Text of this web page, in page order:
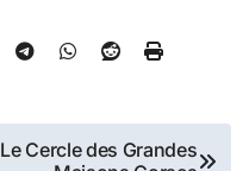
Le Cercle des Grandes